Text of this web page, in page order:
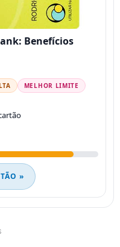
Benefícios
MELHOR LIMITE
»